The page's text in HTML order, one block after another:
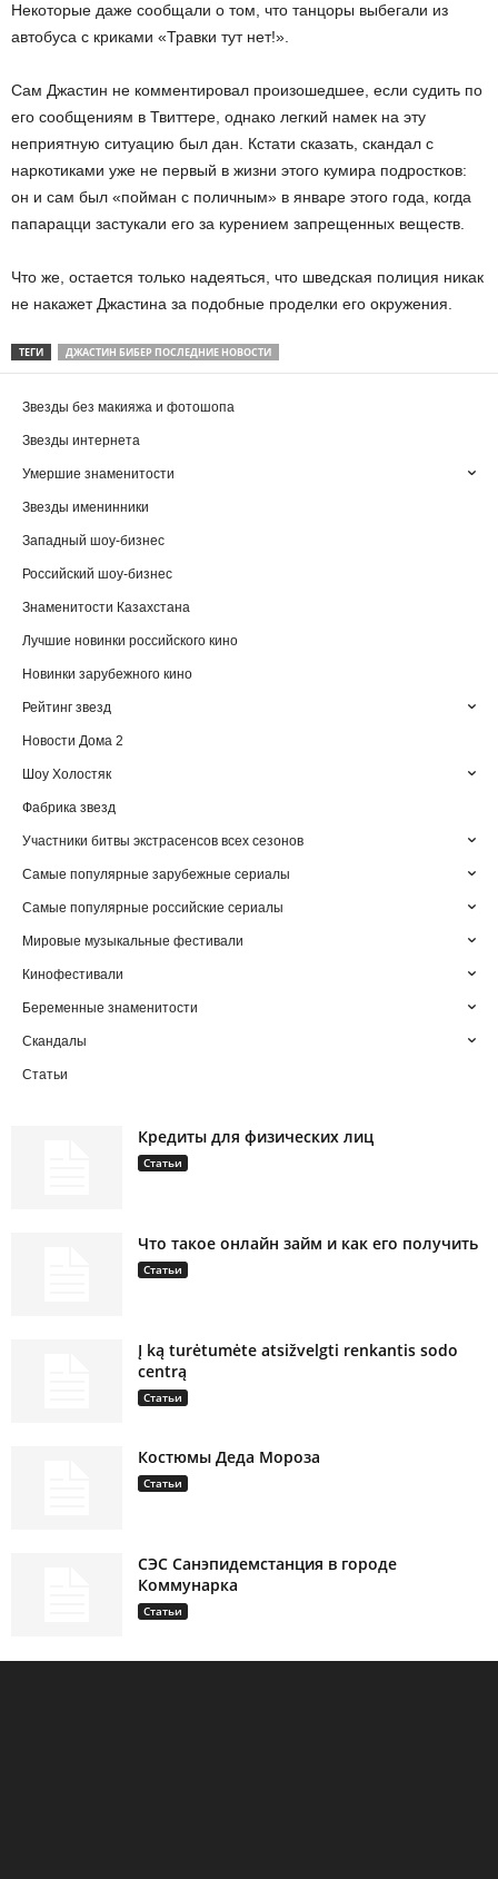
Некоторые даже сообщали о том, что танцоры выбегали из
автобуса с криками «Травки тут нет!».
Сам Джастин не комментировал произошедшее, если судить по
его сообщениям в Твиттере, однако легкий намек на эту
неприятную ситуацию был дан. Кстати сказать, скандал с
наркотиками уже не первый в жизни этого кумира подростков:
он и сам был «пойман с поличным» в январе этого года, когда
папарацци застукали его за курением запрещенных веществ.
Что же, остается только надеяться, что шведская полиция никак
не накажет Джастина за подобные проделки его окружения.
ТЕГИ ДЖАСТИН БИБЕР ПОСЛЕДНИЕ НОВОСТИ
Звезды без макияжа и фотошопа
Звезды интернета
Умершие знаменитости
Звезды именинники
Западный шоу-бизнес
Российский шоу-бизнес
Знаменитости Казахстана
Лучшие новинки российского кино
Новинки зарубежного кино
Рейтинг звезд
Новости Дома 2
Шоу Холостяк
Фабрика звезд
Участники битвы экстрасенсов всех сезонов
Самые популярные зарубежные сериалы
Самые популярные российские сериалы
Мировые музыкальные фестивали
Кинофестивали
Беременные знаменитости
Скандалы
Статьи
Кредиты для физических лиц
Статьи
Что такое онлайн займ и как его получить
Статьи
Į ką turėtumėte atsižvelgti renkantis sodo
centrą
Статьи
Костюмы Деда Мороза
Статьи
СЭС Санэпидемстанция в городе
Коммунарка
Статьи